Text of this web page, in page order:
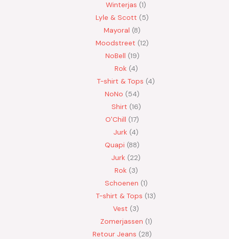
Winterjas 1
Lyle & Scott
5
Mayoral 8
Moodstreet 12
NoBell 19
Rok 4
T-shirt & Tops 4
NoNo
54
Shirt 16
O'Chill 17
Jurk 4
Quapi 88
Jurk 22
Rok 3
Schoenen 1
T-shirt & Tops 13
Vest
3
Zomerjassen 1
Retour Jeans
28